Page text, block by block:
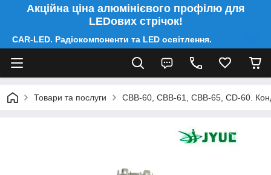
Акційна ціна алюмінієвого профілю для
LEDових стрічок!
CAR-LED. Радіокомпоненти та LED освітлення.
Товари та послуги CBB-60, CBB-61, CBB-65, CD-60.